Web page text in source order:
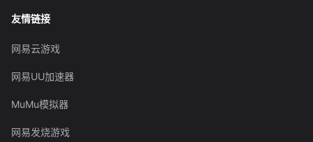
友情链接
网易云游戏
网易UU加速器
MuMu模拟器
网易发烧游戏